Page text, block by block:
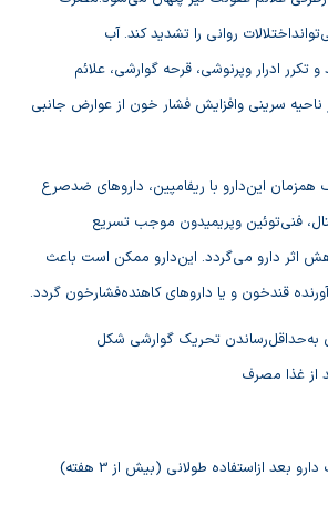
رواني‌ را تشديد كند. آب‌
تكرر ادرار وپرنوشي‌، قرحه‌ گوارشي‌، علائم‌
ناحيه‌ سريني‌ وافزايش‌ فشار خون‌ از عوارض‌ جانبي‌
اين‌دارو با ريفامپين‌، داروهاي‌ ضدصرع‌
فني‌توئين‌ وپريميدون‌ موجب‌ تسريع‌
اثر دارو مي‌گردد. اين‌دارو ممكن‌ است‌ باعث‌
قندخون‌ و يا داروهاي‌ كاهنده‌فشارخون‌ گردد.
توصيه‌: 1 ـ براي‌ به‌حداقل‌رساندن‌ تحريك‌ گوارشي‌ شكل‌
از غذا مصرف‌
2 ـ از قطع‌ ناگهاني‌ مصرف‌ دارو بعد ازاستفاده‌ طولاني‌ (بيش‌ از 3 هفته‌)